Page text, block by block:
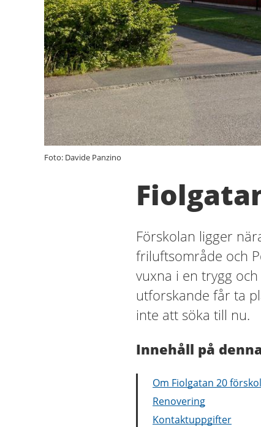
Foto: Davide Panzino
Förskolan ligger
friluftsområde och
vuxna i en trygg
utforskande får ta
inte att söka till nu.
Innehåll på
Om Fiolgatan 20
Renovering
Kontaktuppgifter